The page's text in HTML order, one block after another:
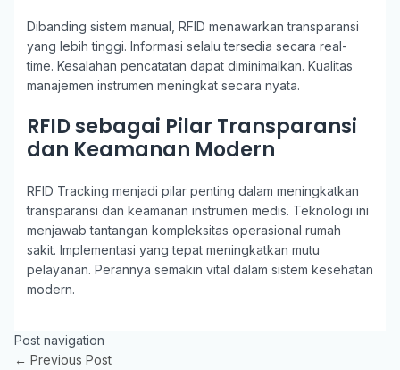
Dibanding sistem manual, RFID menawarkan transparansi
yang lebih tinggi. Informasi selalu tersedia secara real-
time. Kesalahan pencatatan dapat diminimalkan. Kualitas
manajemen instrumen meningkat secara nyata.
RFID sebagai Pilar Transparansi
dan Keamanan Modern
RFID Tracking menjadi pilar penting dalam meningkatkan
transparansi dan keamanan instrumen medis. Teknologi ini
menjawab tantangan kompleksitas operasional rumah
sakit. Implementasi yang tepat meningkatkan mutu
pelayanan. Perannya semakin vital dalam sistem kesehatan
modern.
Post navigation
← Previous Post